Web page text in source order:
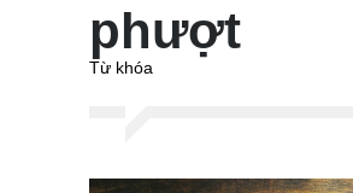
phượt
Từ khóa